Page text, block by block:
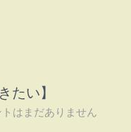
たい】
トはまだありません